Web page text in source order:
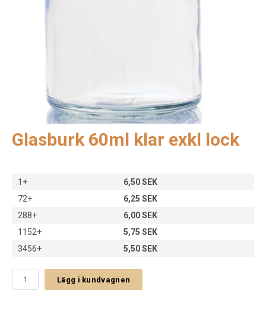
Glasburk 60ml klar exkl lock
1+
6,50 SEK
72+
6,25 SEK
288+
6,00 SEK
1152+
5,75 SEK
3456+
5,50 SEK
Lägg i kundvagnen